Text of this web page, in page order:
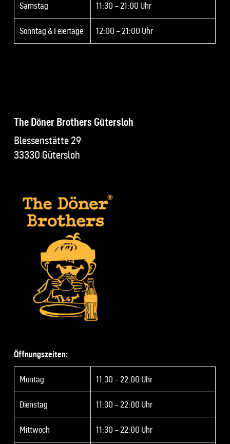
Samstag 11:30 – 21:00 Uhr
Sonntag & Feiertage 12:00 – 21:00 Uhr
The Döner Brothers Gütersloh
Blessenstätte 29
33330 Gütersloh
Öffnungszeiten:
Montag 11:30 – 22:00 Uhr
Dienstag 11:30 – 22:00 Uhr
Mittwoch 11:30 – 22:00 Uhr